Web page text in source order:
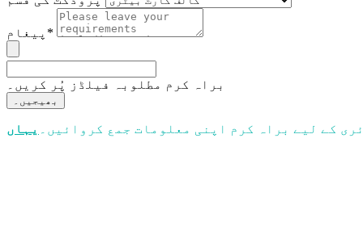
پیغام*
براہ کرم مطلوبہ فیلڈز پُر کریں۔
بھیجیں۔
کے لیے براہ کرم اپنی معلومات جمع کروائیں۔ یہاں